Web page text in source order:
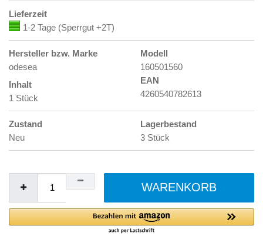
Lieferzeit
1-2 Tage (Sperrgut +2T)
Hersteller bzw. Marke
odesea
Inhalt
1 Stück
Modell
160501560
EAN
4260540782613
Zustand
Neu
Lagerbestand
3 Stück
WARENKORB